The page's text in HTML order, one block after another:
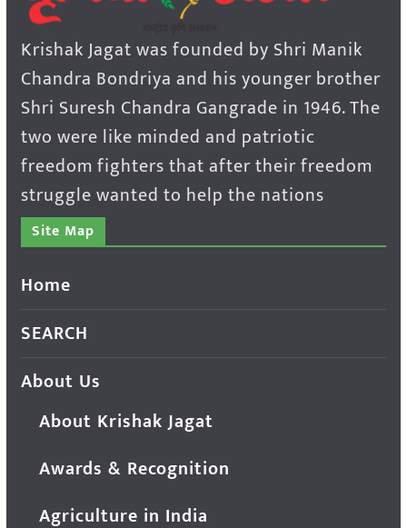
Krishak Jagat was founded by Shri Manik
Chandra Bondriya and his younger brother
Shri Suresh Chandra Gangrade in 1946. The
two were like minded and patriotic
freedom fighters that after their freedom
struggle wanted to help the nations
Site Map
Home
SEARCH
About Us
About Krishak Jagat
Awards & Recognition
Agriculture in India